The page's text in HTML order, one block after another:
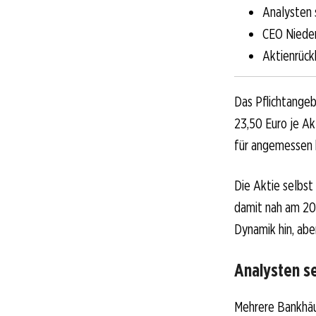
Analysten
CEO
Das
23,50 Euro je
für
Die Aktie selbst
damit nah am
Dynamik hin,
Analysten
Mehrere